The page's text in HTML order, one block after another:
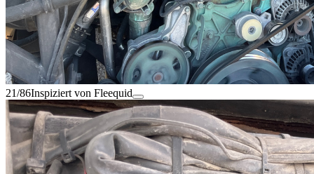
21/86Inspiziert von Fleequid